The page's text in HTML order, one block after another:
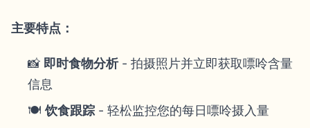
主要特点：
📸 即时食物分析- 拍摄照片并立即获取嘌呤含量
信息
🍽️饮食跟踪 - 轻松监控您的每日嘌呤摄入量